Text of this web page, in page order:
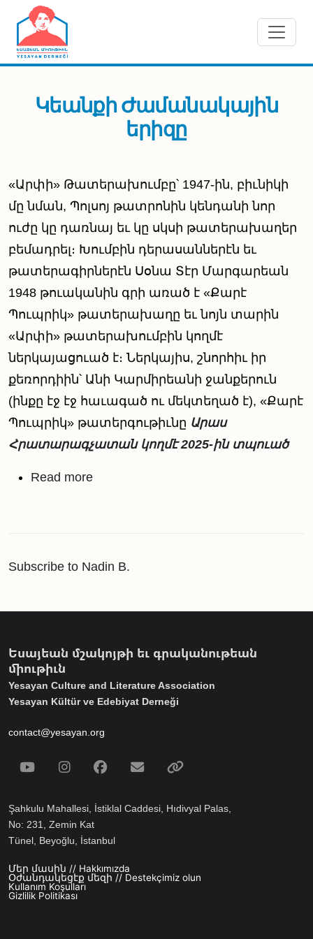
Skip to main content
Կեանքի Ժամանակային
երիզը
«Արփի» Թատերախումբը՝ 1947-ին, բիւնիկի
մը նման, Պոլսոյ թատրոնին կենդանի նոր
ուժը կը դառնայ եւ կը սկսի թատերախաղեր
բեմադրել։ Խումբին դերասաններէն եւ
թատերագիրներէն Սօնա Տէր Մարգարեան
1948 թուականին գրի առած է «Քարէ
Պուպրիկ» թատերախաղը եւ նոյն տարին
«Արփի» թատերախումբին կողմէ
ներկայացուած է։ Ներկայիս, շնորհիւ իր
քեռորդիին՝ Անի Կարմիրեանի ջանքերուն
(ինքը էջ էջ հաւագած ու մեկտեղած է), «Քարէ
Պուպրիկ» թատերգութիւնը Արաս
Հրատարագչատան կողմէ 2025-ին տպուած
Read moreabout Կեանքի Ժամանակային
Subscribe to Nadin B.
Եսայեան մշակոյթի եւ գրականութեան
միութիւն
Yesayan Culture and Literature Association
Yesayan Kültür ve Edebiyat Derneği
contact@yesayan.org
Social Media
YoutubeInstagramFacebook
Email
Şahkulu Mahallesi, İstiklal Caddesi, Hıdivyal Palas,
No: 231, Zemin Kat
Tünel, Beyoğlu, İstanbul
Footer menu
Մեր մասին // Hakkımızda
Օժանդակեցէք մեզի // Destekçimiz olun
Kullanım Koşulları
Gizlilik Politikası